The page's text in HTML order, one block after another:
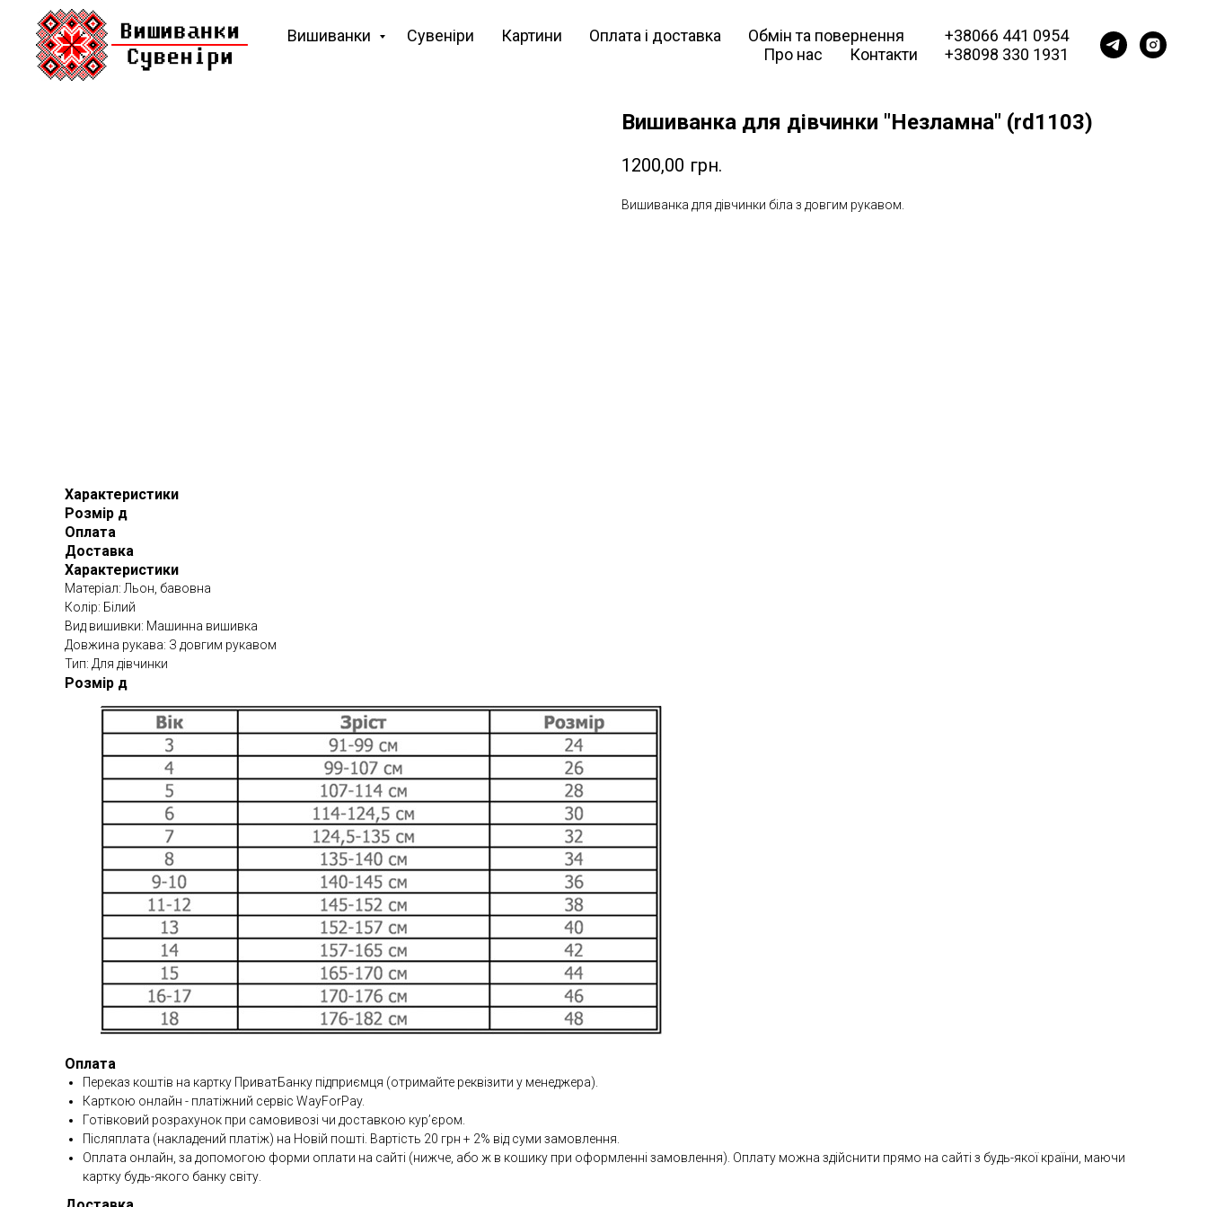
Вишиванки Сувеніри Картини Оплата і доставка
Обмін та повернення
Про нас
Контакти
+38066 441 0954
+38098 330 1931
Вишиванка для дівчинки "Незламна" (rd1103)
1200,00 грн.
Вишиванка для дівчинки біла з довгим рукавом.
Характеристики
Розмір д
Оплата
Доставка
Характеристики
Матеріал: Льон, бавовна
Колір: Білий
Вид вишивки: Машинна вишивка
Довжина рукава: З довгим рукавом
Тип: Для дівчинки
Розмір д
Оплата
Переказ коштів на картку ПриватБанку підприємця (отримайте реквізити у менеджера).
Карткою онлайн - платіжний сервіс WayForPay.
Готівковий розрахунок при самовивозі чи доставкою кур’єром.
Післяплата (накладений платіж) на Новій пошті. Вартість 20 грн + 2% від суми замовлення.
Оплата онлайн, за допомогою форми оплати на сайті (нижче, або ж в кошику при оформленні замовлення). Оплату можна здійснити прямо на сайті з будь-якої країни, маючи
картку будь-якого банку світу.